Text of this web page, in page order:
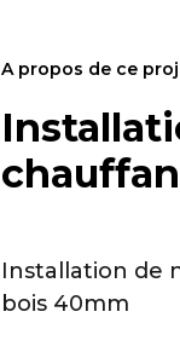
A propos de ce
Installation de
bois 40mm